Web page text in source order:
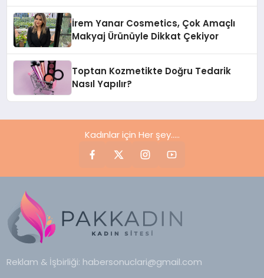
İrem Yanar Cosmetics, Çok Amaçlı
Makyaj Ürünüyle Dikkat Çekiyor
Toptan Kozmetikte Doğru Tedarik
Nasıl Yapılır?
Kadınlar için Her şey.....
Reklam & İşbirliği: habersonuclari@gmail.com